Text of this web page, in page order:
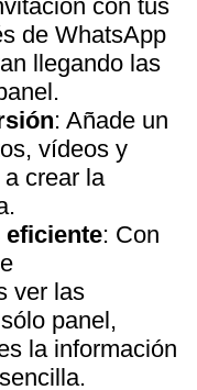
con tus
de WhatsApp
llegando las
: Añade un
vídeos y
crear la
eficiente: Con
ver las
panel,
la información